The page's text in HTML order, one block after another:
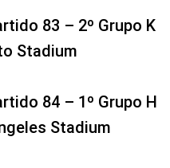
83 – 2º Grupo K
Stadium
84 – 1º Grupo H
Stadium